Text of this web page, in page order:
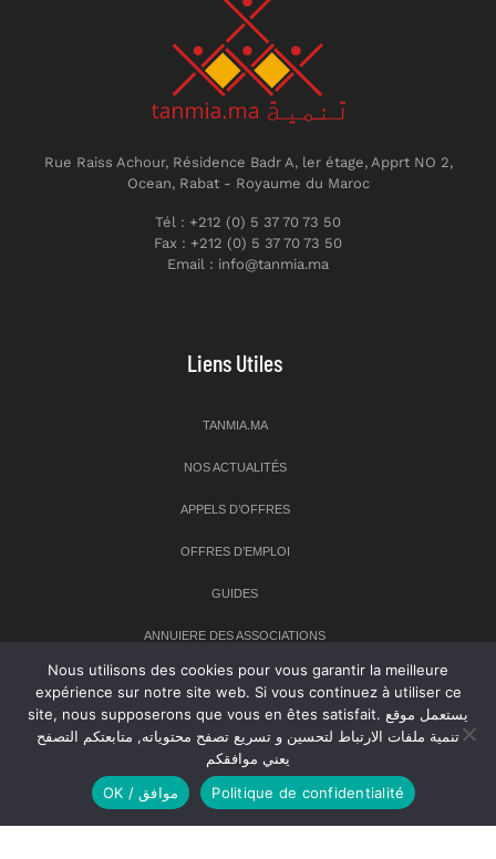
Rue Raiss Achour, Résidence Badr A, ler étage, Apprt NO 2,
Ocean, Rabat - Royaume du Maroc
Tél : +212 (0) 5 37 70 73 50
Fax : +212 (0) 5 37 70 73 50
Email : info@tanmia.ma
Liens Utiles
TANMIA.MA
NOS ACTUALITÉS
APPELS D’OFFRES
OFFRES D’EMPLOI
GUIDES
ANNUIERE DES ASSOCIATIONS
Newsletter
Inscrivez-vous à notre newsletter pour recevoir les dernières
nouvelles sur TANMIA
Nous utilisons des cookies pour vous garantir la meilleure
expérience sur notre site web. Si vous continuez à utiliser ce
site, nous supposerons que vous en êtes satisfait. يستعمل موقع
تنمية ملفات الارتباط لتحسين و تسريع تصفح محتوياته, متابعتكم التصفح
يعني موافقكم
OK / موافق
Politique de confidentialité